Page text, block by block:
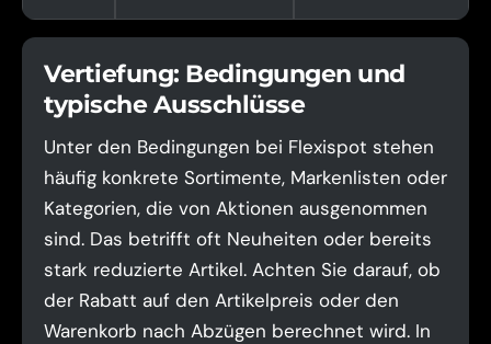
Vertiefung: Bedingungen und
typische Ausschlüsse
Unter den Bedingungen bei Flexispot stehen
häufig konkrete Sortimente, Markenlisten oder
Kategorien, die von Aktionen ausgenommen
sind. Das betrifft oft Neuheiten oder bereits
stark reduzierte Artikel. Achten Sie darauf, ob
der Rabatt auf den Artikelpreis oder den
Warenkorb nach Abzügen berechnet wird. In